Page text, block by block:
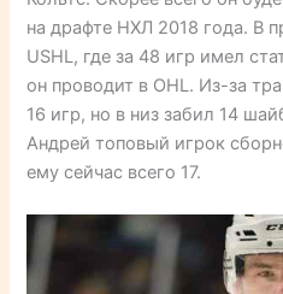
на драфте НХЛ 2018 года. В
USHL, где за 48 игр имел
он проводит в OHL. Из-за
16 игр, но в низ забил 14
Андрей топовый игрок
ему сейчас всего 17.